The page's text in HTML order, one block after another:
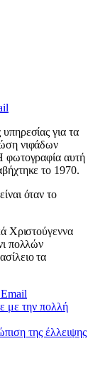
για τα
νιφάδων
φωτογραφία αυτή
το 1970.
όταν το
Χριστούγεννα
πολλών
τα
Email
με την πολλή
της έλλειψης